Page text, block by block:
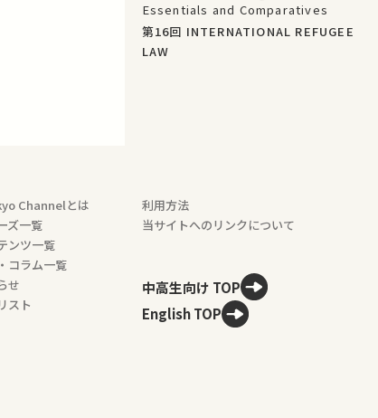
Essentials and Comparatives
第16回 INTERNATIONAL REFUGEE
LAW
Channelとは
ズ一覧
ンツ一覧
コラム一覧
せ
スト
利用方法
当サイトへのリンクについて
中高生向け TOP
English TOP